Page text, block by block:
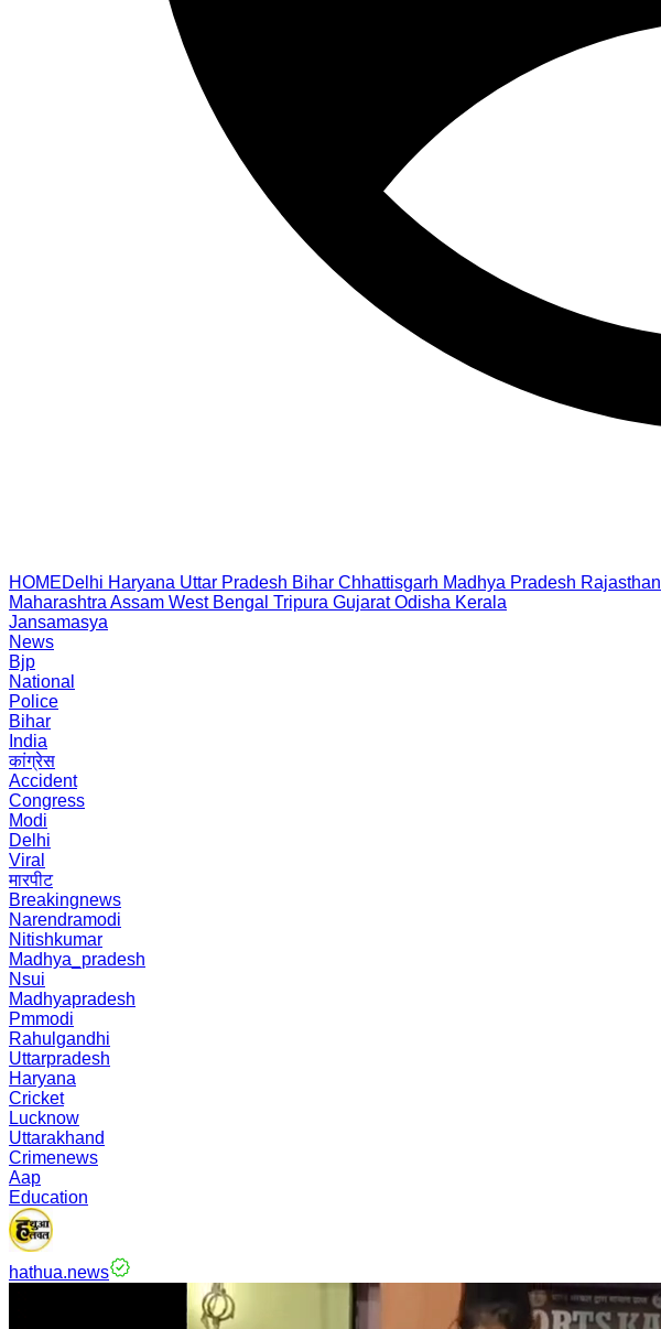
HOMEDelhi Haryana Uttar Pradesh Bihar Chhattisgarh Madhya Pradesh Rajasthan
Maharashtra Assam West Bengal Tripura Gujarat Odisha Kerala
Jansamasya
News
Bjp
National
Police
Bihar
India
कांग्रेस
Accident
Congress
Modi
Delhi
Viral
मारपीट
Breakingnews
Narendramodi
Nitishkumar
Madhya_pradesh
Nsui
Madhyapradesh
Pmmodi
Rahulgandhi
Uttarpradesh
Haryana
Cricket
Lucknow
Uttarakhand
Crimenews
Aap
Education
hathua.news